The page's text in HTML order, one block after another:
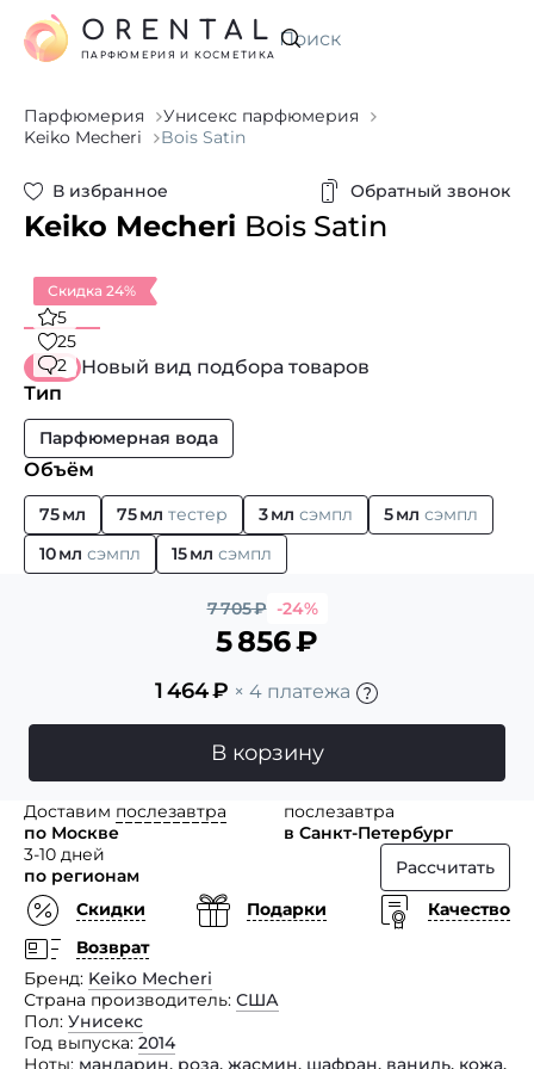
Искать
ORENTAL
ПАРФЮМЕРИЯ И КОСМЕТИКА
Парфюмерия
Унисекс парфюмерия
Keiko Mecheri
Bois Satin
В избранное Обратный звонок
Keiko Mecheri Bois Satin
Скидка 24%
5
25
2
Новый вид подбора товаров
Тип
Парфюмерная вода
Объём
75 мл 75 мл тестер 3 мл сэмпл 5 мл сэмпл
10 мл сэмпл 15 мл сэмпл
7 705₽ -24%
5 856₽
1 464₽ × 4 платежа
В корзину
Доставим послезавтра
по Москве
послезавтра
в Санкт-Петербург
3-10 дней
по регионам
Рассчитать
Скидки
Подарки
Качество
Возврат
Бренд Keiko Mecheri
Страна производитель США
Пол Унисекс
Год выпуска 2014
Ноты мандарин, роза, жасмин, шафран, ваниль, кожа,